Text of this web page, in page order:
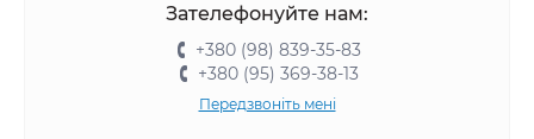
Зателефонуйте нам:
+380 (98) 839-35-83
+380 (95) 369-38-13
Передзвоніть мені